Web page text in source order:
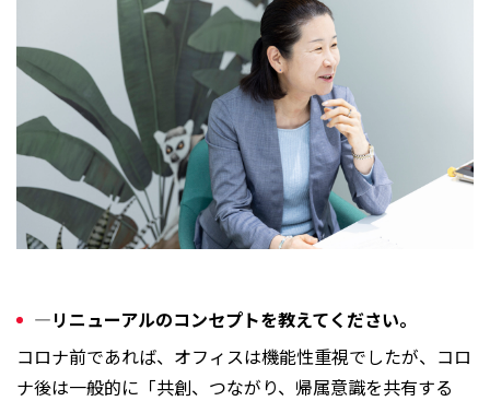
―リニューアルのコンセプトを教えてください。
コロナ前であれば、オフィスは機能性重視でしたが、コロ
ナ後は一般的に「共創、つながり、帰属意識を共有する